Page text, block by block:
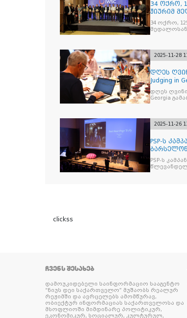
34 ოქრო,
ჟიურიმ
სასმელე
34 ოქრო,
მედალოსანი ღვინოები და
2025-11-28
დღეს
Judging
დღეს ღვინის
Georgia
2025-11-26
PSP-ს
ჯილდო მ
PSP-ს
clickss
ᲩᲕᲔᲜᲡ ᲨᲔᲡᲐᲮᲔᲑ
დამოუკიდებელი საინფორმაციო სააგენტო
“ნიუს დეი საქართველო” მუშაობს რეალურ
რეჟიმში და ავრცელებს ამომწურავ,
ობიექტურ ინფორმაციას საქართველოსა და
მსოფლიოში მიმდინარე პოლიტიკურ,
ეკონომიკურ, სოციალურ, კულტურულ,